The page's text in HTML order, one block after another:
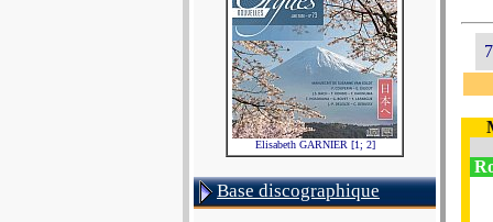
Elisabeth GARNIER [1; 2]
Base discographique